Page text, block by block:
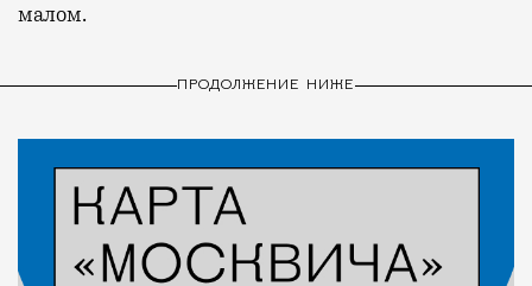
малом.
ПРОДОЛЖЕНИЕ НИЖЕ